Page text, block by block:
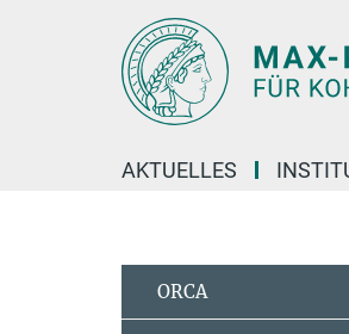
AKTUELLES
ORCA